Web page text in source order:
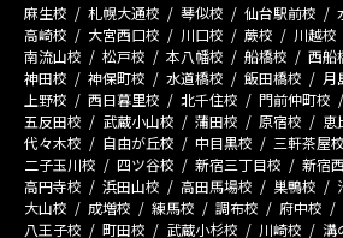
麻生校 札幌大通校 琴似校 仙台駅前校
高崎校
大宮西口校 川口校 蕨校 川越校
南流山校
松戸校 本八幡校 船橋校 西船
神田校
神保町校 水道橋校 飯田橋校 月
上野校
西日暮里校 北千住校 門前仲町校
五反田校
武蔵小山校 蒲田校 原宿校 恵
代々木校
自由が丘校 中目黒校 三軒茶屋校
二子玉川校
四ツ谷校 新宿三丁目校 新宿
高円寺校
浜田山校 高田馬場校 巣鴨校
大山校
成増校 練馬校 調布校 府中校
八王子校
町田校 武蔵小杉校 川崎校 溝